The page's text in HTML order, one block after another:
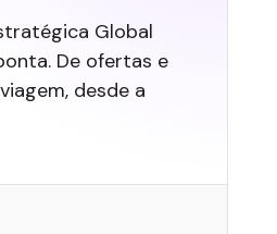
Global
De ofertas e
desde a